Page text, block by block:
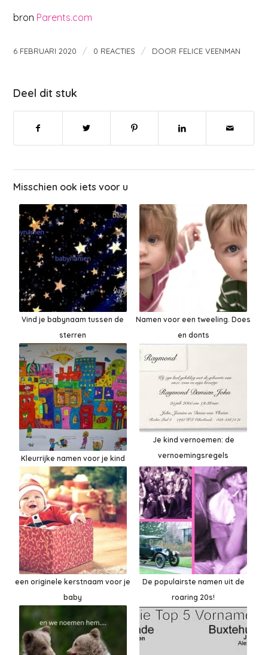
bron Parents.com
6 FEBRUARI 2020 / 0 REACTIES / DOOR FELICE VEENMAN
Deel dit stuk
Misschien ook iets voor u
Vind je babynaam tussen de
sterren
Namen voor een tweeling. Does
en donts
Kleurrijke namen voor je kind
Je kind vernoemen: de
vernoemingsregels
een originele kerstnaam voor je
baby
De populairste namen uit de
roaring 20s!